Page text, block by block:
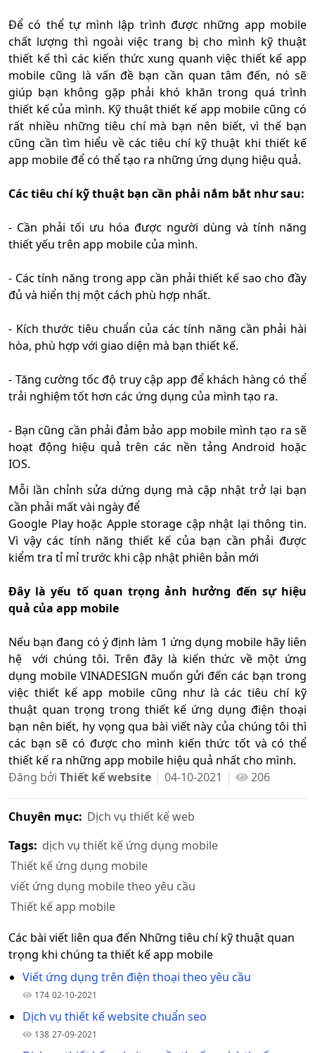
Để có thể tự mình lập trình được những app mobile
chất lượng thì ngoài việc trang bị cho mình kỹ thuật
thiết kế thì các kiến thức xung quanh việc thiết kế app
mobile cũng là vấn đề bạn cần quan tâm đến, nó sẽ
giúp bạn không gặp phải khó khăn trong quá trình
thiết kế của mình. Kỹ thuật thiết kế app mobile cũng có
rất nhiều những tiêu chí mà bạn nên biết, vì thế bạn
cũng cần tìm hiểu về các tiêu chí kỹ thuật khi thiết kế
app mobile để có thể tạo ra những ứng dụng hiệu quả.
Các tiêu chí kỹ thuật bạn cần phải nắm bắt như sau:
- Cần phải tối ưu hóa được người dùng và tính năng
thiết yếu trên app mobile của mình.
- Các tính năng trong app cần phải thiết kế sao cho đầy
đủ và hiển thị một cách phù hợp nhất.
- Kích thước tiêu chuẩn của các tính năng cần phải hài
hòa, phù hợp với giao diện mà bạn thiết kế.
- Tăng cường tốc độ truy cập app để khách hàng có thể
trải nghiệm tốt hơn các ứng dụng của mình tạo ra.
- Bạn cũng cần phải đảm bảo app mobile mình tạo ra sẽ
hoạt động hiệu quả trên các nền tảng Android hoặc
IOS.
Mỗi lần chỉnh sửa dứng dụng mà cập nhật trở lại bạn
cần phải mất vài ngày để
Google Play hoặc Apple storage cập nhật lại thông tin.
Vì vậy các tính năng thiết kế của bạn cần phải được
kiểm tra tỉ mỉ trước khi cập nhật phiên bản mới
Đây là yếu tố quan trọng ảnh hưởng đến sự hiệu
quả của app mobile
Nếu bạn đang có ý định làm 1 ứng dụng mobile hãy liên
hệ với chúng tôi. Trên đây là kiến thức về một ứng
dụng mobile VINADESIGN muốn gửi đến các bạn trong
việc thiết kế app mobile cũng như là các tiêu chí kỹ
thuật quan trọng trong thiết kế ứng dụng điện thoại
bạn nên biết, hy vọng qua bài viết này của chúng tôi thì
các bạn sẽ có được cho mình kiến thức tốt và có thể
thiết kế ra những app mobile hiệu quả nhất cho mình.
Đăng bởi Thiết kế website 04-10-2021 206
Chuyên mục: Dịch vụ thiết kế web
Tags: dịch vụ thiết kế ứng dụng mobile
Thiết kế ứng dụng mobile
viết ứng dụng mobile theo yêu cầu
Thiết kế app mobile
Các bài viết liên qua đến Những tiêu chí kỹ thuật quan
trọng khi chúng ta thiết kế app mobile
Viết ứng dụng trên điện thoại theo yêu cầu
174 02-10-2021
Dịch vụ thiết kế website chuẩn seo
138 27-09-2021